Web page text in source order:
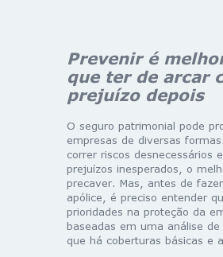
Prevenir é
que ter de arcar
prejuízo depois
O seguro patrimonial pode
empresas de diversas
correr riscos desnecessários
prejuízos inesperados, o
precaver. Mas, antes de
apólice, é preciso entender
prioridades na proteção da
baseadas em uma análise
que há coberturas básicas e